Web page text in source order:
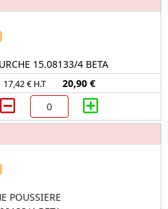
15.08133/4 BETA
17,42 € H.T 20,90 €
POUSSIERE